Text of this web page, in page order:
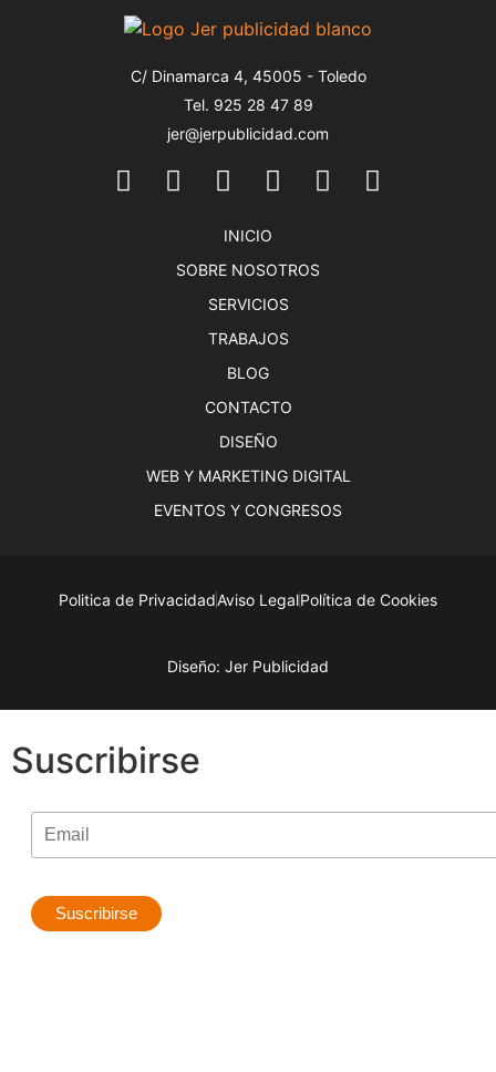
C/ Dinamarca 4, 45005 - Toledo
Tel. 925 28 47 89
jer@jerpublicidad.com
INICIO
SOBRE NOSOTROS
SERVICIOS
TRABAJOS
BLOG
CONTACTO
DISEÑO
WEB Y MARKETING DIGITAL
EVENTOS Y CONGRESOS
Politica de PrivacidadAviso LegalPolítica de Cookies
Diseño: Jer Publicidad
Suscribirse